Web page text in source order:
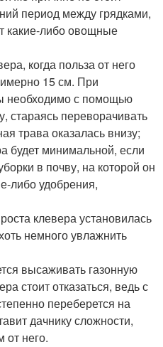
период между грядками,
какие-либо овощные
когда польза от него
15 см. При
необходимо с помощью
стараясь переворачивать
трава оказалась внизу;
будет минимальной, если
в почву, на которой он
либо удобрения,
клевера установилась
немного увлажнить
высаживать газонную
стоит отказаться, ведь с
переберется на
дачнику сложности,
от него.